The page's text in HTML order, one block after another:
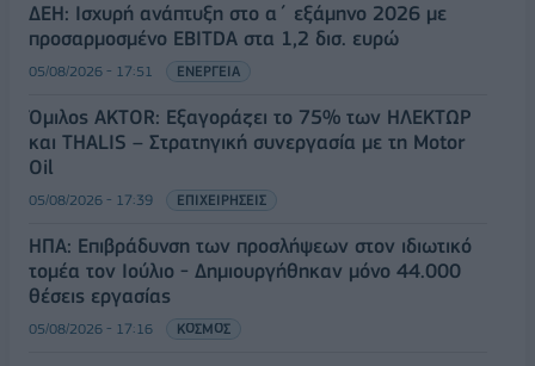
ΔΕΗ: Ισχυρή ανάπτυξη στο α΄ εξάμηνο 2026 με
προσαρμοσμένο EBITDA στα 1,2 δισ. ευρώ
05/08/2026 - 17:51 ΕΝΕΡΓΕΙΑ
Όμιλος AKTOR: Εξαγοράζει το 75% των ΗΛΕΚΤΩΡ
και THALIS – Στρατηγική συνεργασία με τη Motor
Oil
05/08/2026 - 17:39 ΕΠΙΧΕΙΡΗΣΕΙΣ
ΗΠΑ: Επιβράδυνση των προσλήψεων στον ιδιωτικό
τομέα τον Ιούλιο - Δημιουργήθηκαν μόνο 44.000
θέσεις εργασίας
05/08/2026 - 17:16 ΚΟΣΜΟΣ